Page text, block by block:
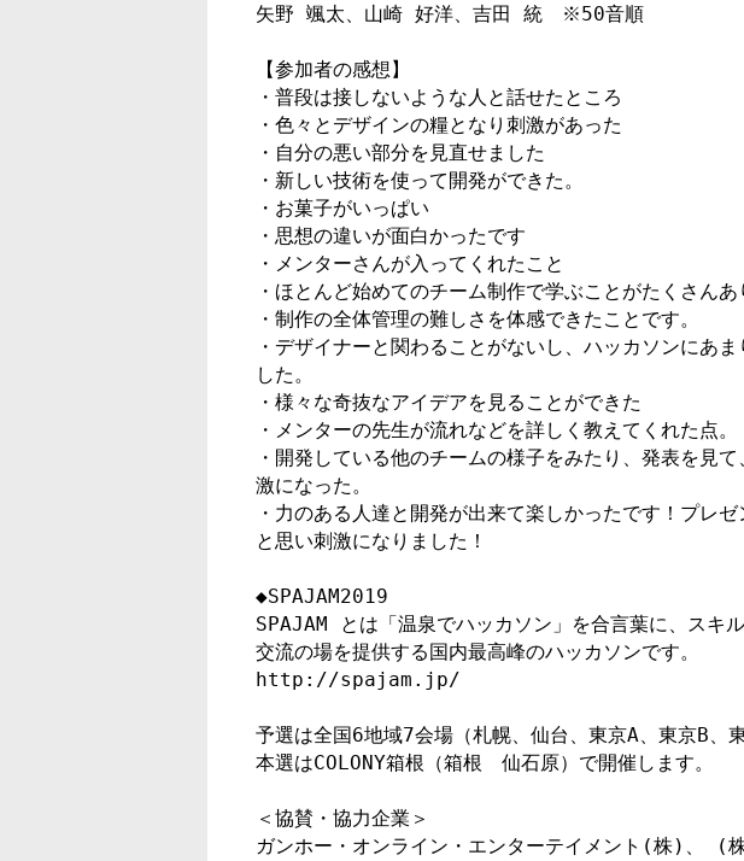
矢野 颯太、山崎 好洋、吉田 統　※50音順
【参加者の感想】
・普段は接しないような人と話せたところ
・色々とデザインの糧となり刺激があった
・自分の悪い部分を見直せました
・新しい技術を使って開発ができた。
・お菓子がいっぱい
・思想の違いが面白かったです
・メンターさんが入ってくれたこと
・ほとんど始めてのチーム制作で学ぶことがたくさんあ
・制作の全体管理の難しさを体感できたことです。
・デザイナーと関わることがないし、ハッカソンにあ
した。
・様々な奇抜なアイデアを見ることができた
・メンターの先生が流れなどを詳しく教えてくれた点。
・開発している他のチームの様子をみたり、発表を見
激になった。
・力のある人達と開発が出来て楽しかったです！プレ
と思い刺激になりました！
◆SPAJAM2019
SPAJAM とは「温泉でハッカソン」を合言葉に、スキ
交流の場を提供する国内最高峰のハッカソンです。
http://spajam.jp/
予選は全国6地域7会場（札幌、仙台、東京A、東京B、
本選はCOLONY箱根（箱根　仙石原）で開催します。
＜協賛・協力企業＞
ガンホー・オンライン・エンターテイメント(株)、 (